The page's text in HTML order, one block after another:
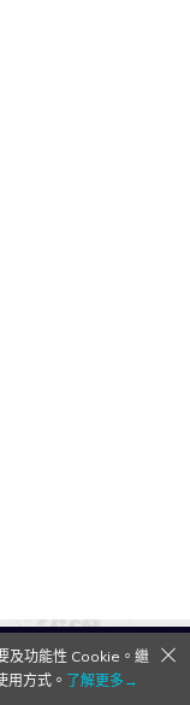
及功能性 Cookie。繼
方式。 了解更多→